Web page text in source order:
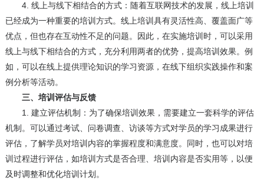
4. 线上与线下相结合的方式：随着互联网技术的发展，线上培训
已经成为一种重要的培训方式。线上培训具有灵活性高、覆盖面广等
优点，但也存在互动性不足的问题。因此，在实施培训时，可以采用
线上与线下相结合的方式，充分利用两者的优势，提高培训效果。例
如，可以在线上提供理论知识的学习资源，在线下组织实践操作和案
例分析等活动。
三、培训评估与反馈
1. 建立评估机制：为了确保培训效果，需要建立一套科学的评估
机制。可以通过考试、问卷调查、访谈等方式对学员的学习成果进行
评估，了解学员对培训内容的掌握程度和满意度。同时，也可以对培
训过程进行评估，如培训方式是否合理、培训内容是否实用等，以便
及时调整和优化培训计划。